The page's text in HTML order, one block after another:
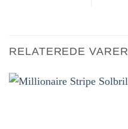
RELATEREDE VARER